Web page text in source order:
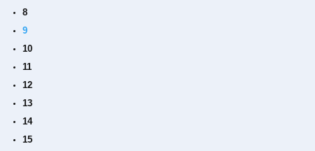
8
9
10
11
12
13
14
15